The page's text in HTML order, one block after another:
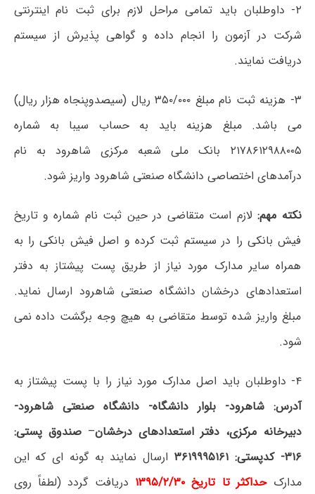
۲- داوطلبان باید تمامی مراحل لازم برای ثبت نام اینترنتی
شرکت در آزمون را انجام داده و گواهی پذیرش از سیستم
دریافت نمایند.
۳- هزینه ثبت نام مبلغ ۳۵۰/۰۰۰ ریال (سیصدوپنجاه هزار ریال)
می باشد. مبلغ هزینه باید به حساب سیبا به شماره
۲۱۷۸۶۱۲۹۸۸۰۰۵ بانک ملی شعبه مرکزی شاهرود به نام
درآمدهای اختصاصی دانشگاه صنعتی شاهرود واریز شود.
نکته مهم:لازم است متقاضی در حین ثبت نام شماره و تاریخ
فیش بانکی را در سیستم ثبت کرده و اصل فیش بانکی را به
همراه سایر مدارک مورد نیاز از طریق پست پیشتاز به دفتر
استعدادهای درخشان دانشگاه صنعتی شاهرود ارسال نماید.
مبلغ واریز شده توسط متقاضی به هیچ وجه برگشت داده نمی
شود.
۴- داوطلبان باید اصل مدارک مورد نیاز را با پست پیشتاز به
آدرس: شاهرود- بلوار دانشگاه- دانشگاه صنعتی شاهرود-
دبیرخانه مرکزی، دفتر استعدادهای درخشان– صندوق پستی:
۳۱۶- کدپستی: ۳۶۱۹۹۹۵۱۶۱
ارسال نمایند به گونه ای که این
مدارکحداکثر تا تاریخ ۱۳۹۵/۲/۳۰
دریافت گردد (لطفاً روی